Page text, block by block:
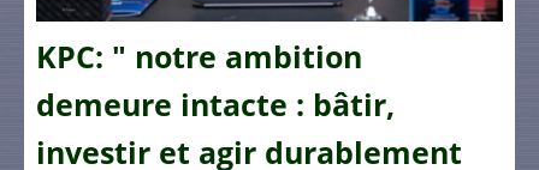
KPC: " notre ambition
demeure intacte : bâtir,
investir et agir durablement